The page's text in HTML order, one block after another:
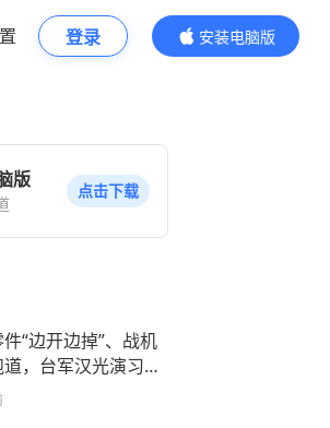
登录
安装电脑版
内容更精彩
版 点击下载
“边开边掉”、战机
，台军汉光演习首
出